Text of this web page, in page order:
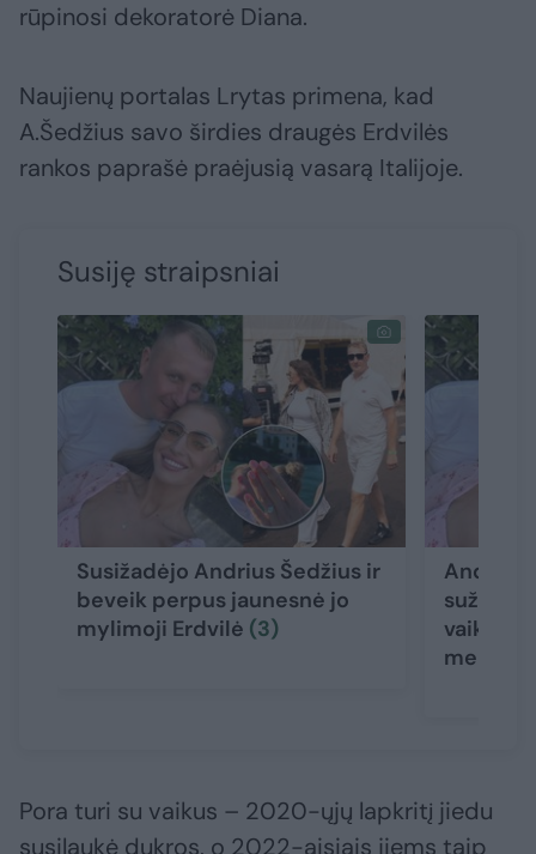
rūpinosi dekoratorė Diana.
Naujienų portalas Lrytas primena, kad
A.Šedžius savo širdies draugės Erdvilės
rankos paprašė praėjusią vasarą Italijoje.
Susiję straipsniai
Susižadėjo Andrius Šedžius ir
beveik perpus jaunesnė jo
mylimoji Erdvilė (3)
Andrius
vaikus,
Pora turi su vaikus – 2020-ųjų lapkritį jiedu
susilaukė dukros, o 2022-aisiais jiems taip